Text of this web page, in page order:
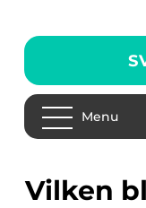
Menu
Vilken